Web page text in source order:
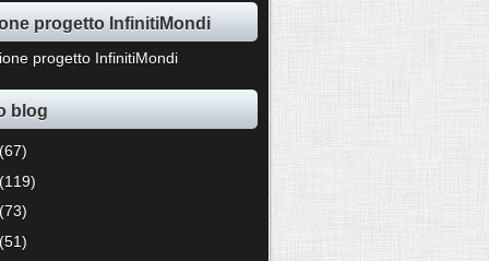
progetto InfinitiMondi
blog
(67)
(119)
(73)
(51)